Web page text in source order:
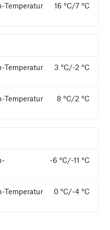
16 °C/7 °C
3 °C/-2 °C
8 °C/2 °C
-6 °C/-11 °C
0 °C/-4 °C